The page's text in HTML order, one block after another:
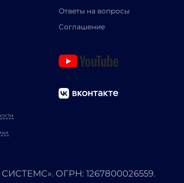
Ответы на вопросы
Соглашение
ОГРН: 1267800026559.